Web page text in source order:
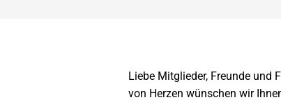
Liebe Mitglieder, Freunde und
von Herzen wünschen wir